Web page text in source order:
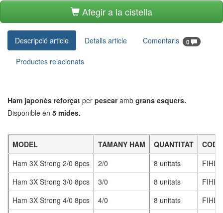
Afegir a la cistella
Descripció article Detalls article Comentaris 0
Productes relacionats
Ham japonès reforçat per pescaramb grans esquers.
Disponible en 5 mides.
MODEL TAMANY HAM QUANTITAT
CODI
Ham 3X Strong 2/0 8pcs
2/0 8 unitats
Ham 3X Strong 3/0 8pcs
3/0 8 unitats
Ham 3X Strong 4/0 8pcs
4/0 8 unitats